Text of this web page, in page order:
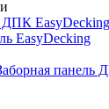
ДПК EasyDecking
EasyDecking
панель